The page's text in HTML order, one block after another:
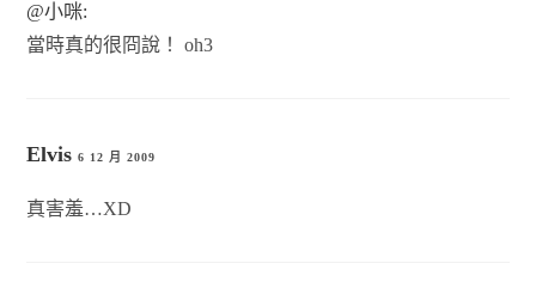
@小咪:
當時真的很冏說！ oh3
Elvis 6 12 月 2009
真害羞…XD